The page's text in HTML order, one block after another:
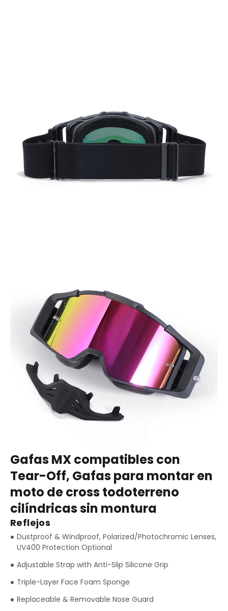
Gafas MX compatibles con
Tear-Off, Gafas para montar en
moto de cross todoterreno
cilíndricas sin montura
Reflejos
Dustproof & Windproof, Polarized/Photochromic Lenses,
UV400 Protection Optional
Adjustable Strap with Anti-Slip Silicone Grip
Triple-Layer Face Foam Sponge
Replaceable & Removable Nose Guard